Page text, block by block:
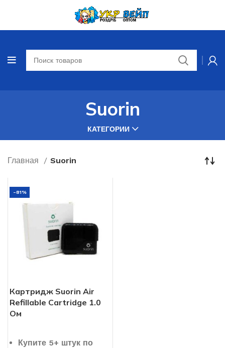
Suorin
КАТЕГОРИИ
Главная Suorin
-81%
Картридж Suorin Air
Refillable Cartridge 1.0
Ом
Купите 5+ штук по